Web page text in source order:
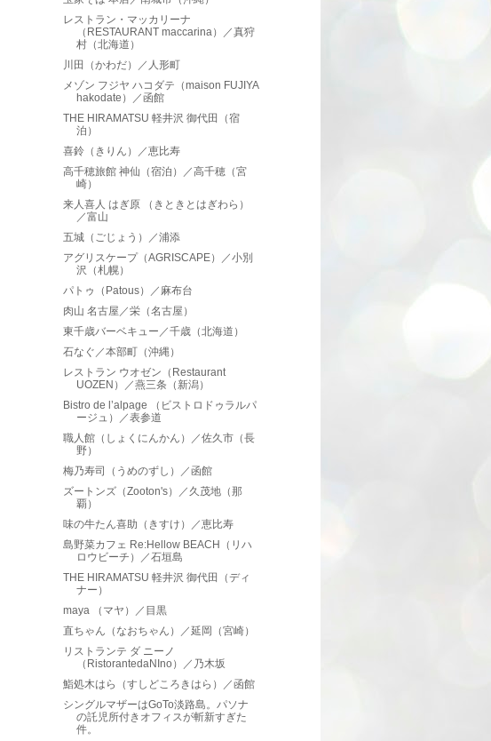
レストラン・マッカリーナ
（RESTAURANT maccarina）／真狩
村（北海道）
川田（かわだ）／人形町
メゾン フジヤ ハコダテ（maison FUJIYA
hakodate）／函館
THE HIRAMATSU 軽井沢 御代田（宿
泊）
喜鈴（きりん）／恵比寿
高千穂旅館 神仙（宿泊）／高千穂（宮
崎）
来人喜人 はぎ原 （きときとはぎわら）
／富山
五城（ごじょう）／浦添
アグリスケープ（AGRISCAPE）／小別
沢（札幌）
パトゥ（Patous）／麻布台
肉山 名古屋／栄（名古屋）
東千歳バーベキュー／千歳（北海道）
石なぐ／本部町（沖縄）
レストラン ウオゼン（Restaurant
UOZEN）／燕三条（新潟）
Bistro de l’alpage （ビストロドゥラルパ
ージュ）／表参道
職人館（しょくにんかん）／佐久市（長
野）
梅乃寿司（うめのずし）／函館
ズートンズ（Zooton's）／久茂地（那
覇）
味の牛たん喜助（きすけ）／恵比寿
島野菜カフェ Re:Hellow BEACH（リハ
ロウビーチ）／石垣島
THE HIRAMATSU 軽井沢 御代田（ディ
ナー）
maya （マヤ）／目黒
直ちゃん（なおちゃん）／延岡（宮崎）
リストランテ ダ ニーノ
（RistorantedaNIno）／乃木坂
鮨処木はら（すしどころきはら）／函館
シングルマザーはGoTo淡路島。パソナ
の託児所付きオフィスが斬新すぎた
件。